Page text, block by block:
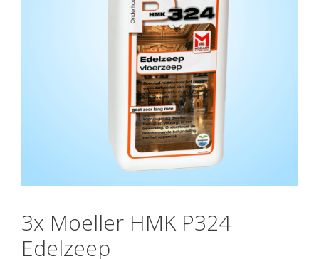
3x Moeller HMK P324
Edelzeep